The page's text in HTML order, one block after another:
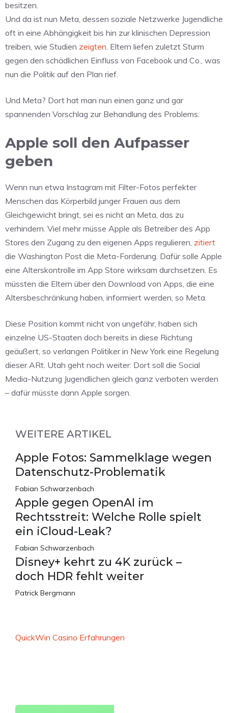
besitzen.
Und da ist nun Meta, dessen soziale Netzwerke Jugendliche
oft in eine Abhängigkeit bis hin zur klinischen Depression
treiben, wie Studien zeigten. Eltern liefen zuletzt Sturm
gegen den schädlichen Einfluss von Facebook und Co., was
nun die Politik auf den Plan rief.
Und Meta? Dort hat man nun einen ganz und gar
spannenden Vorschlag zur Behandlung des Problems.
Apple soll den Aufpasser
geben
Wenn nun etwa Instagram mit Filter-Fotos perfekter
Menschen das Körperbild junger Frauen aus dem
Gleichgewicht bringt, sei es nicht an Meta, das zu
verhindern. Viel mehr müsse Apple als Betreiber des App
Stores den Zugang zu den eigenen Apps regulieren, zitiert
die Washington Post die Meta-Forderung. Dafür solle Apple
eine Alterskontrolle im App Store wirksam durchsetzen. Es
müssten die Eltern über den Download von Apps, die eine
Altersbeschränkung haben, informiert werden, so Meta.
Diese Position kommt nicht von ungefähr, haben sich
einzelne US-Staaten doch bereits in diese Richtung
geäußert, so verlangen Politiker in New York eine Regelung
dieser ARt. Utah geht noch weiter: Dort soll die Social
Media-Nutzung Jugendlichen gleich ganz verboten werden
– dafür müsste dann Apple sorgen.
WEITERE ARTIKEL
Apple Fotos: Sammelklage wegen
Datenschutz-Problematik
Fabian Schwarzenbach
Apple gegen OpenAI im
Rechtsstreit: Welche Rolle spielt
ein iCloud-Leak?
Fabian Schwarzenbach
Disney+ kehrt zu 4K zurück –
doch HDR fehlt weiter
Patrick Bergmann
QuickWin Casino Erfahrungen